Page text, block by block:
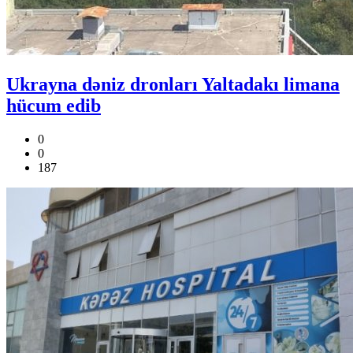
Ukrayna dəniz dronları Yaltadakı limana
hücum edib
0
0
187